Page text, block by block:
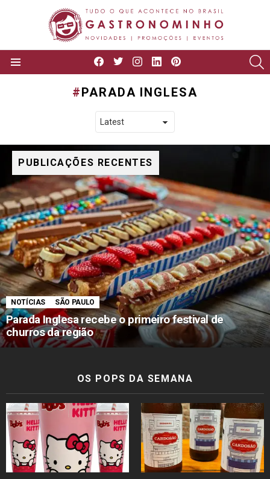
facebooktwitterinstagram
linkedin
PARADA INGLESA
PUBLICAÇÕES RECENTES
NOTÍCIAS SÃO PAULO
Parada Inglesa recebe o primeiro festival de
churros da região
OS POPS DA SEMANA